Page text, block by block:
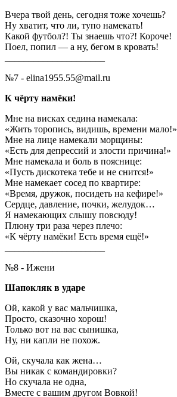
Вчера твой день, сегодня тоже хочешь?
Ну хватит, что ли, тупо намекать!
Какой футбол?! Ты знаешь что?! Короче!
Поел, попил — а ну, бегом в кровать!
№7 - elina1955.55@mail.ru
К чёрту намёки!
Мне на висках седина намекала:
«Жить торопись, видишь, времени мало!»
Мне на лице намекали морщины:
«Есть для депрессий и злости причина!»
Мне намекала и боль в пояснице:
«Пусть дискотека тебе и не снится!»
Мне намекает сосед по квартире:
«Время, дружок, посидеть на кефире!»
Сердце, давление, почки, желудок…
Я намекающих слышу повсюду!
Плюну три раза через плечо:
«К чёрту намёки! Есть время ещё!»
№8 - Ижени
Шапокляк в ударе
Ой, какой у вас мальчишка,
Просто, сказочно хорош!
Только вот на вас сынишка,
Ну, ни капли не похож.
Ой, скучала как жена…
Вы никак с командировки?
Но скучала не одна,
Вместе с вашим другом Вовкой!